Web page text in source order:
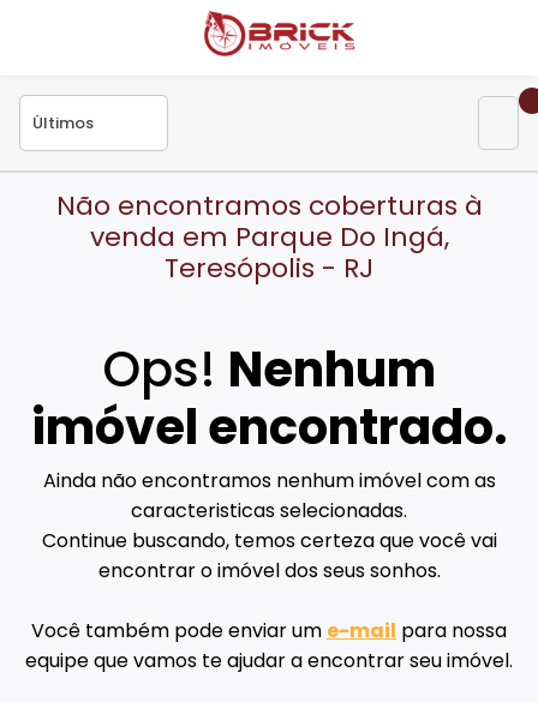
Não encontramos coberturas à
venda em Parque Do Ingá,
Teresópolis - RJ
Ops! Nenhum
imóvel encontrado.
Ainda não encontramos nenhum imóvel com as
caracteristicas selecionadas.
Continue buscando, temos certeza que você vai
encontrar o imóvel dos seus sonhos.
Você também pode enviar um e-mail para nossa
equipe que vamos te ajudar a encontrar seu imóvel.